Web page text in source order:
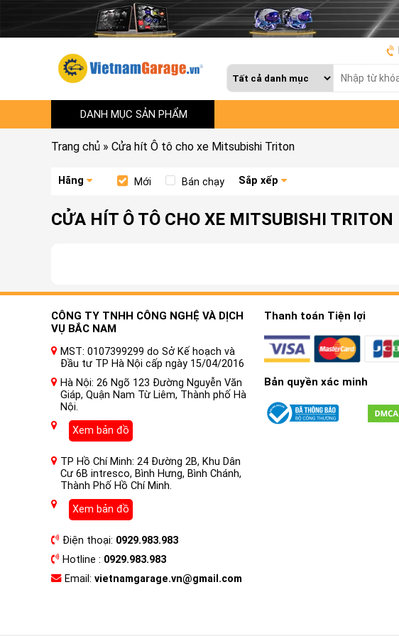
DANH MỤC SẢN PHẨM
Trang chủ » Cửa hít Ô tô cho xe Mitsubishi Triton
Hãng Mới Bán chạy Sắp xếp
CỬA HÍT Ô TÔ CHO XE MITSUBISHI TRITON
CÔNG TY TNHH CÔNG NGHỆ VÀ DỊCH
VỤ BẮC NAM
MST: 0107399299 do Sở Kế hoạch và
Đầu tư TP Hà Nội cấp ngày 15/04/2016
Hà Nội: 26 Ngõ 123 Đường Nguyễn Văn
Giáp, Quận Nam Từ Liêm, Thành phố Hà
Nội.
Xem bản đồ
TP Hồ Chí Minh: 24 Đường 2B, Khu Dân
Cư 6B intresco, Bình Hưng, Bình Chánh,
Thành Phố Hồ Chí Minh.
Xem bản đồ
Điện thoại: 0929.983.983
Hotline : 0929.983.983
Email: vietnamgarage.vn@gmail.com
Thanh toán Tiện lợi
Bản quyền xác minh